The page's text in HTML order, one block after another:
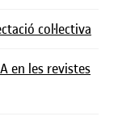
col·lectiva
en les revistes